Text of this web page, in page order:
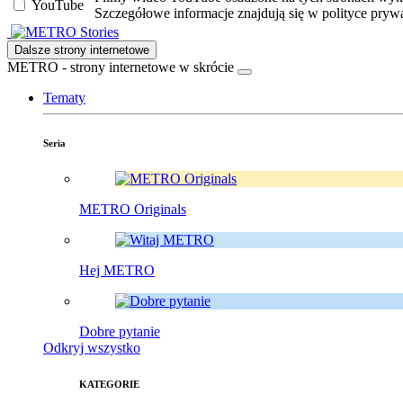
YouTube
Szczegółowe informacje znajdują się w polityce
Stories
Dalsze strony internetowe
METRO - strony internetowe w skrócie
Tematy
Seria
METRO Originals
Hej METRO
Dobre pytanie
Odkryj wszystko
KATEGORIE